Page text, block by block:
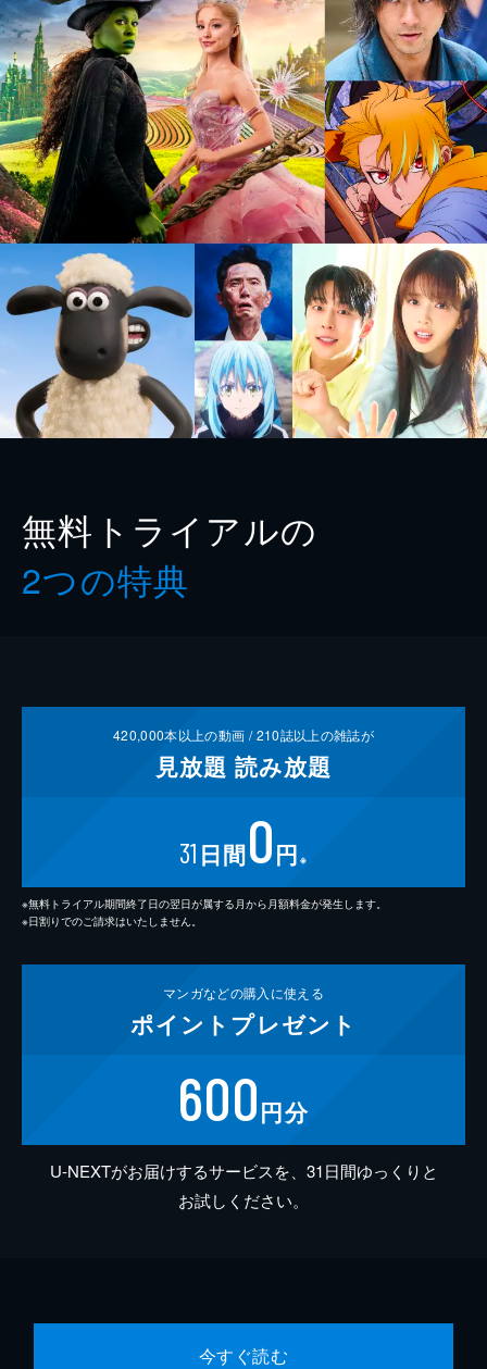
無料トライアルの
2つの特典
420,000本以上の動画 /210誌以上の雑誌が
見放題 読み放題
31 日間0円 ※
※無料トライアル期間終了日の翌日が属する月から月額料金が発生します。
※日割りでのご請求はいたしません。
マンガなどの購入に使える
ポイント プレゼント
600円分
U-NEXTがお届けするサービスを、31日間ゆっくりと
お試しください。
今すぐ読む